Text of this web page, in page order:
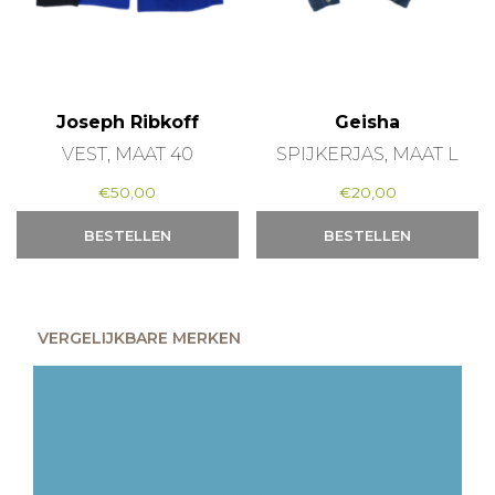
Joseph Ribkoff
VEST, MAAT 40
€50,00
BESTELLEN
Geisha
SPIJKERJAS, MAAT L
€20,00
BESTELLEN
VERGELIJKBARE MERKEN